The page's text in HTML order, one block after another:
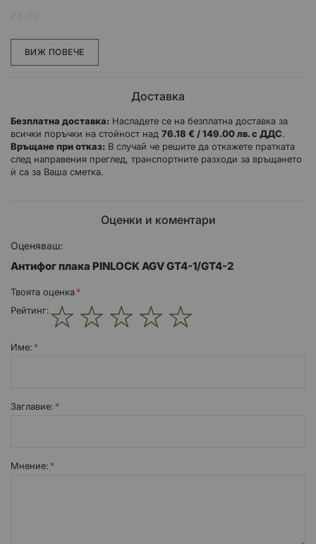
K5-S
ВИЖ ПОВЕЧЕ
Доставка
Безплатна доставка: Насладете се на безплатна доставка за
всички поръчки на стойност над 76.18 € / 149.00 лв. с ДДС.
Връщане при отказ: В случай че решите да откажете пратката
след направения преглед, транспортните разходи за връщането
ѝ са за Ваша сметка.
Оценки и коментари
Оценяваш:
Антифог плака PINLOCK AGV GT4-1/GT4-2
Твоята оценка
Рейтинг:
Име:
Заглавиe:
Мнение: